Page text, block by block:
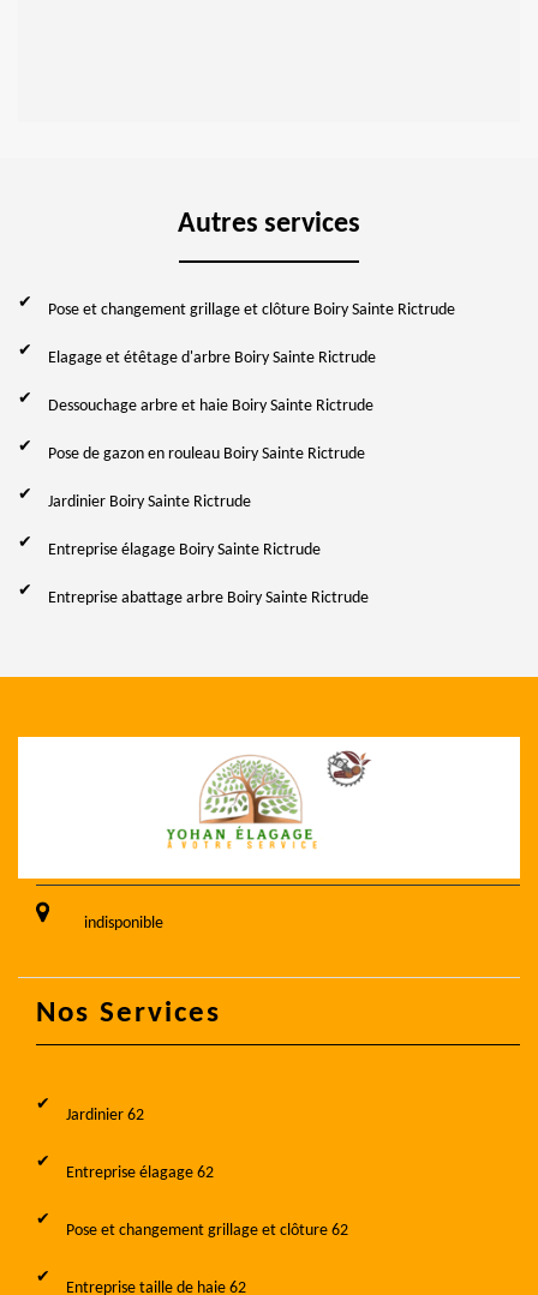
Autres services
Pose et changement grillage et clôture Boiry Sainte Rictrude
Elagage et étêtage d'arbre Boiry Sainte Rictrude
Dessouchage arbre et haie Boiry Sainte Rictrude
Pose de gazon en rouleau Boiry Sainte Rictrude
Jardinier Boiry Sainte Rictrude
Entreprise élagage Boiry Sainte Rictrude
Entreprise abattage arbre Boiry Sainte Rictrude
indisponible
Nos Services
Jardinier 62
Entreprise élagage 62
Pose et changement grillage et clôture 62
Entreprise taille de haie 62